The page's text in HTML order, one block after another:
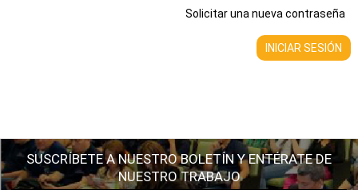
Solicitar una nueva contraseña
SUSCRÍBETE A NUESTRO BOLETÍN Y ENTÉRATE DE
NUESTRO TRABAJO